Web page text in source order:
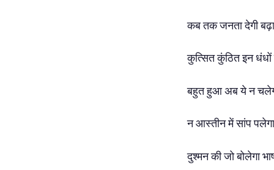
कब तक जनता देगी
कुत्सित कुंठित इन धंधों
बहुत हुआ अब ये न
न आस्तीन में सांप
दुश्मन की जो बोलेगा